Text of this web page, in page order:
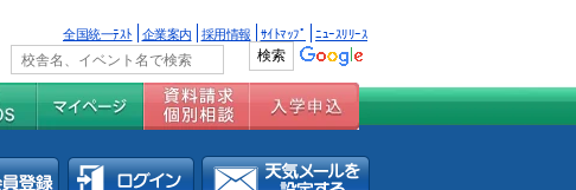
全国統一ﾃｽﾄ 企業案内 採用情報 ｻｲﾄﾏｯﾌﾟ ﾆｭｰｽﾘﾘｰｽ